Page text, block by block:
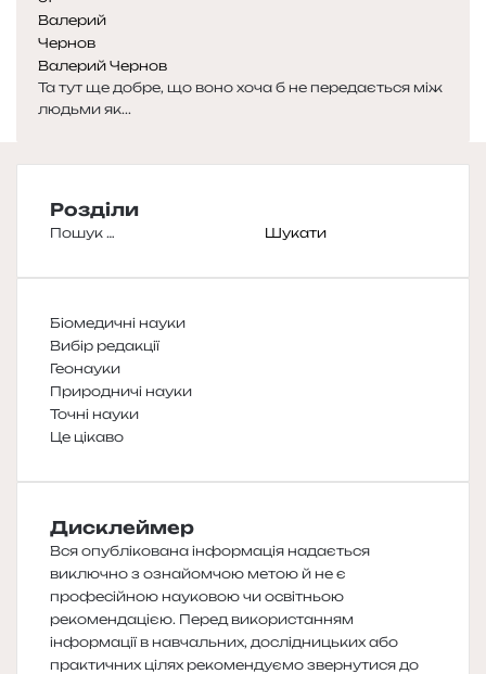
Валерий Чернов
Та тут ще добре, що воно хоча б не передається між
людьми як...
Розділи
Пошук:
Біомедичні науки
Вибір редакції
Геонауки
Природничі науки
Точні науки
Це цікаво
Дисклеймер
Вся опублікована інформація надається
виключно з ознайомчою метою й не є
професійною науковою чи освітньою
рекомендацією. Перед використанням
інформації в навчальних, дослідницьких або
практичних цілях рекомендуємо звернутися до